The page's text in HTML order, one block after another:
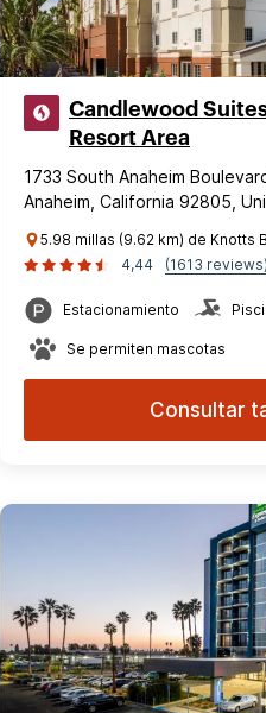
Candlewood
Resort Area
1733 South Anaheim
Anaheim, California 92805,
5.98 millas (9.62 km) de Knotts
4,44
(1613 reviews)
Estacionamiento
Se permiten mascotas
Consultar